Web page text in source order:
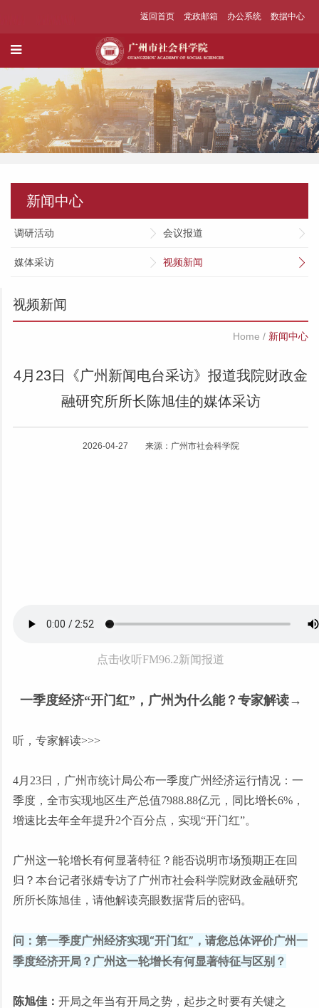
返回首页 党政邮箱 办公系统 数据中心
新闻中心
调研活动 会议报道
媒体采访 视频新闻
视频新闻
Home / 新闻中心
4月23日《广州新闻电台采访》报道我院财政金
融研究所所长陈旭佳的媒体采访
2026-04-27 来源：广州市社会科学院
点击收听FM96.2新闻报道
一季度经济“开门红”，广州为什么能？专家解读→
听，专家解读>>>
4月23日，广州市统计局公布一季度广州经济运行情况：一
季度，全市实现地区生产总值7988.88亿元，同比增长6%，
增速比去年全年提升2个百分点，实现“开门红”。
广州这一轮增长有何显著特征？能否说明市场预期正在回
归？本台记者张婧专访了广州市社会科学院财政金融研究
所所长陈旭佳，请他解读亮眼数据背后的密码。
问：第一季度广州经济实现“开门红”，请您总体评价广州一
季度经济开局？广州这一轮增长有何显著特征与区别？
陈旭佳： 开局之年当有开局之势，起步之时要有关键之